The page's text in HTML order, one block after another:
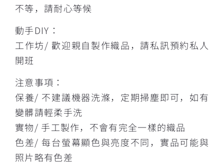
不等，請耐心等候
動手DIY：
工作坊/ 歡迎親自製作織品，請私訊預約私人
開班
注意事項：
保養/ 不建議機器洗滌，定期掃塵即可，如有
變髒請輕柔手洗
實物/ 手工製作，不會有完全一樣的織品
色差/ 每台螢幕顯色與亮度不同，實品可能與
照片略有色差